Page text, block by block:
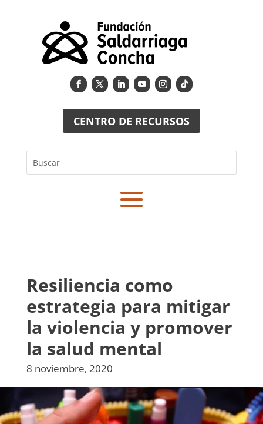
CENTRO DE RECURSOS
Buscar
Resiliencia como
estrategia para mitigar
la violencia y promover
la salud mental
8 noviembre, 2020